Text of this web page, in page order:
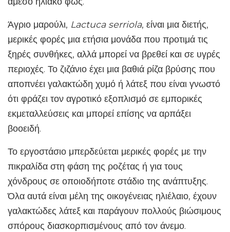
Άγριο μαρούλι, Lactuca serriola, είναι μια διετής,
μερικές φορές μια ετήσια μονάδα που προτιμά τις
ξηρές συνθήκες, αλλά μπορεί να βρεθεί και σε υγρές
περιοχές. Το ζιζάνιο έχει μια βαθιά ρίζα βρύσης που
αποπνέει γαλακτώδη χυμό ή λάτεξ που είναι γνωστό
ότι φράζει τον αγροτικό εξοπλισμό σε εμπορικές
εκμεταλλεύσεις και μπορεί επίσης να αρπάξει
βοοειδή.
Το εργοστάσιο μπερδεύεται μερικές φορές με την
πικραλίδα στη φάση της ροζέτας ή για τους
χόνδρους σε οποιοδήποτε στάδιο της ανάπτυξης.
Όλα αυτά είναι μέλη της οικογένειας ηλιέλαιο, έχουν
γαλακτώδες λάτεξ και παράγουν πολλούς βιώσιμους
σπόρους διασκορπισμένους από τον άνεμο.